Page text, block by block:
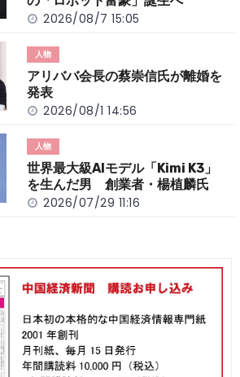
2026/08/7 15:05
人物
アリババ会長の蔡崇信氏が離婚を
発表
2026/08/1 14:56
人物
世界最大級AIモデル「Kimi K3」
を生んだ男 創業者・楊植麟氏
2026/07/29 11:16